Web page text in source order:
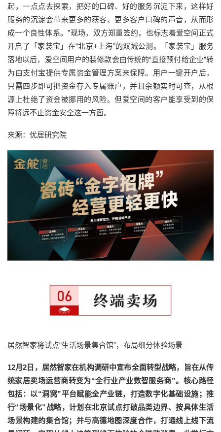
起，一点点去探索，把好的口碑、好的服务沉淀下来，这样好
服务的沉淀会带来更多的获客、更多客户口碑的声音，从而形
成一个良性体系。”现场，双方郑重签约，也标志着爱空间正式
开启了「家装宝」在“北京+上海”的双城公测。「家装宝」服务
落地以后，爱空间用户的装修款会由传统的“直接预付给企业”转
为由支付宝提供专属资金管理方案来保障。用户一键开户后，
只需四步即可把资金存入专属账户，并且余额实时可查，从根
源上杜绝了资金被挪用的风险。但爱空间的客户能享受到的保
障将远不止资金安全这一方面。
来源：优居研究院
居然智家将试点“生活场景集合馆”，布局细分体验场景
12月2日，居然智家在机构调研中宣布全面转型战略，旨在从传
统家居卖场运营商转变为“全行业产业数智服务商”。核心路径
包括：以“洞窝”平台赋能全产业链，打造数字化基础设施；推
行“场景化”战略，计划在北京试点打破品类边界、按具体生活
场景构建的集合馆；并与高德地图深度合作，打通线上线下流